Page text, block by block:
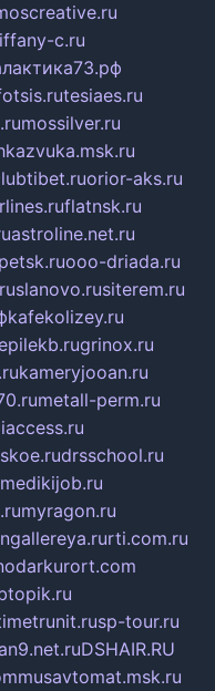
c.ru
tesiaes.ru
mossilver.ru
orior-aks.ru
flatnsk.ru
astroline.net.ru
ooo-driada.ru
siterem.ru
kafekolizey.ru
grinox.ru
kameryjooan.ru
metall-perm.ru
drsschool.ru
medikijob.ru
myragon.ru
rti.com.ru
sp-tour.ru
DSHAIR.RU
musavtomat.msk.ru